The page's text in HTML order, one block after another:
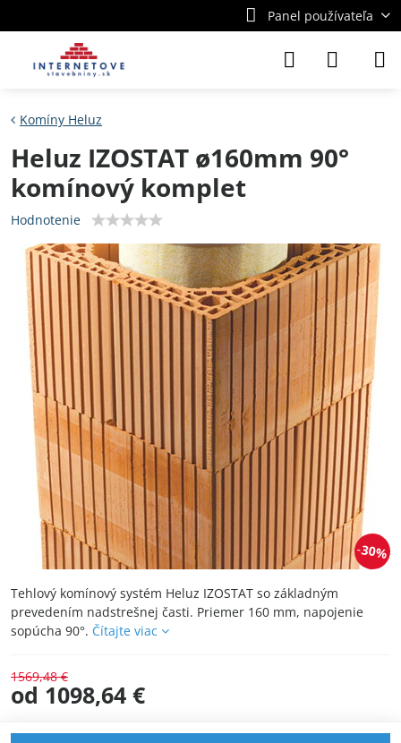
Panel používateľa
30%
Komíny Heluz
Heluz IZOSTAT ø160mm 90°
komínový komplet
Hodnotenie
Tehlový komínový systém Heluz IZOSTAT so základným
prevedením nadstrešnej časti. Priemer 160 mm, napojenie
sopúcha 90°. Čítajte viac
1569,48 €
od 1098,64 €